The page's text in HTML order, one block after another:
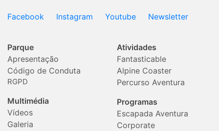
Facebook Instagram Youtube Newsletter
Parque
Apresentação
Código de Conduta
RGPD
Multimédia
Vídeos
Galeria
Atividades
Fantasticable
Alpine Coaster
Percurso Aventura
Programas
Escapada Aventura
Corporate